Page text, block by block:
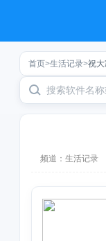
首页>生活记录>祝
频道： 生活记录